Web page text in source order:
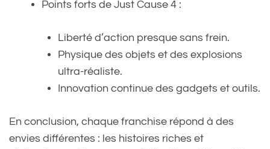
Points forts de Just Cause 4 :
Liberté d’action presque sans frein.
Physique des objets et des explosions
ultra-réaliste.
Innovation continue des gadgets et outils.
En conclusion, chaque franchise répond à des
envies différentes : les histoires riches et